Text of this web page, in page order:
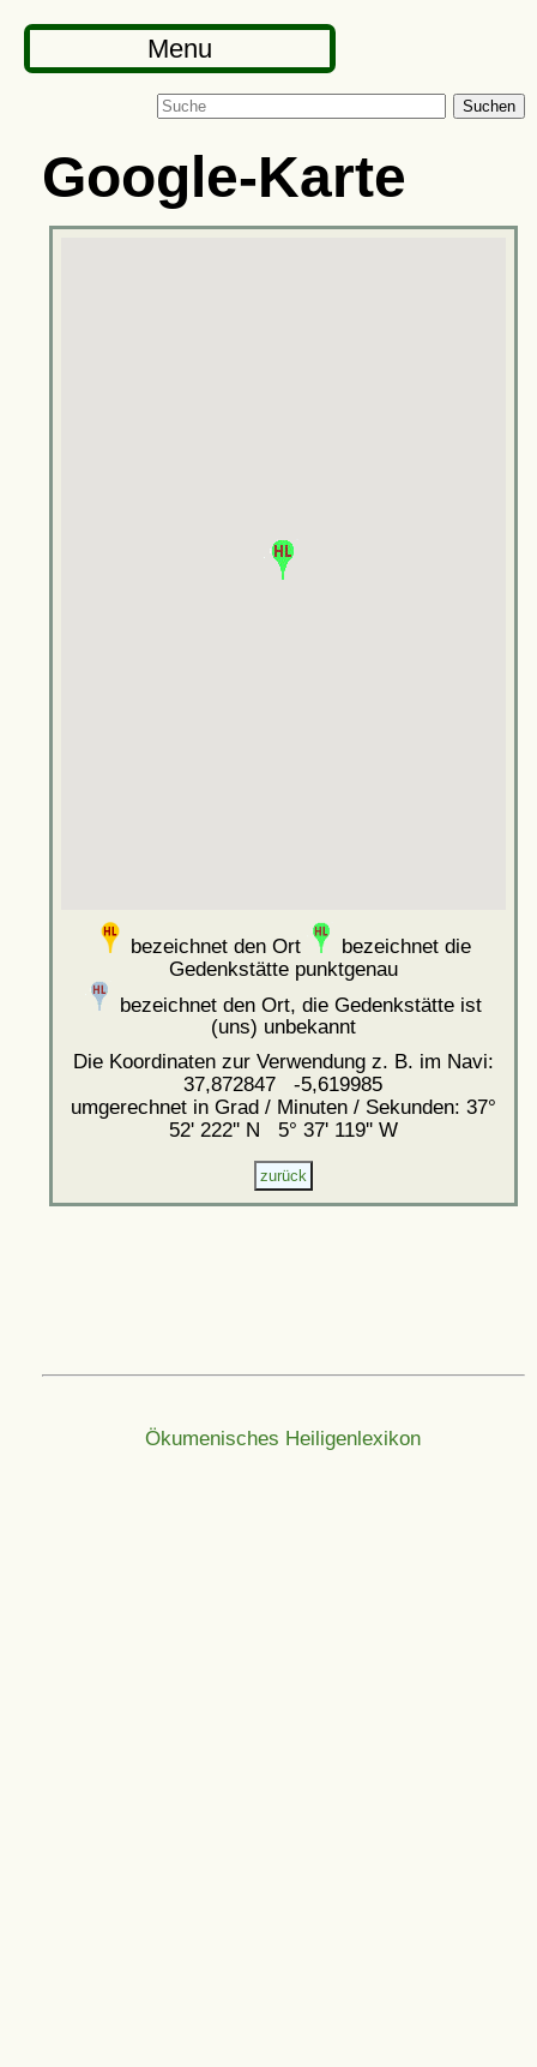
Menu
Suchen
Google-Karte
bezeichnet den Ort
bezeichnet die
Gedenkstätte punktgenau
bezeichnet den Ort, die Gedenkstätte ist
(uns) unbekannt
Die Koordinaten zur Verwendung z. B. im Navi:
37,872847 -5,619985
umgerechnet in Grad / Minuten / Sekunden: 37°
52' 222'' N 5° 37' 119'' W
Ökumenisches Heiligenlexikon